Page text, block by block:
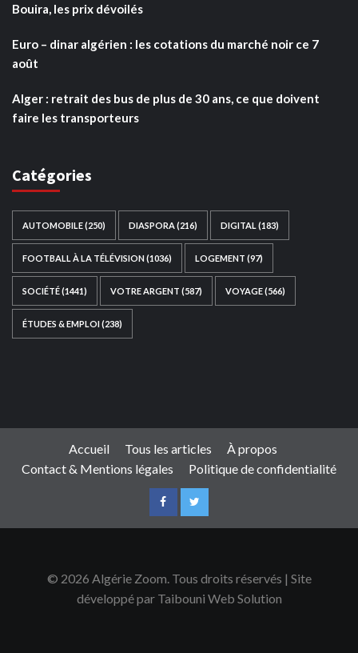
Bouira, les prix dévoilés
Euro – dinar algérien : les cotations du marché noir ce 7
août
Alger : retrait des bus de plus de 30 ans, ce que doivent
faire les transporteurs
Catégories
AUTOMOBILE(250) DIASPORA (216) DIGITAL (183)
FOOTBALL À LA TÉLÉVISION(1036) LOGEMENT (97)
SOCIÉTÉ(1441) VOTRE ARGENT (587) VOYAGE(566)
ÉTUDES & EMPLOI(238)
Accueil Tous les articles
À propos
Contact & Mentions légales
Politique de confidentialité
© 2026 Algérie Zoom. Tous droits réservés | Site
développé par Taibouni Web Solution